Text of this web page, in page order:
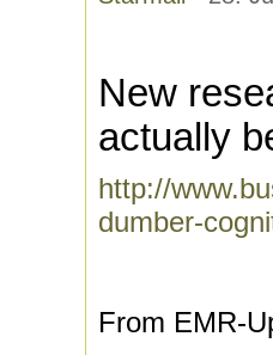
New
actually
http://
dumber-
From EMR-